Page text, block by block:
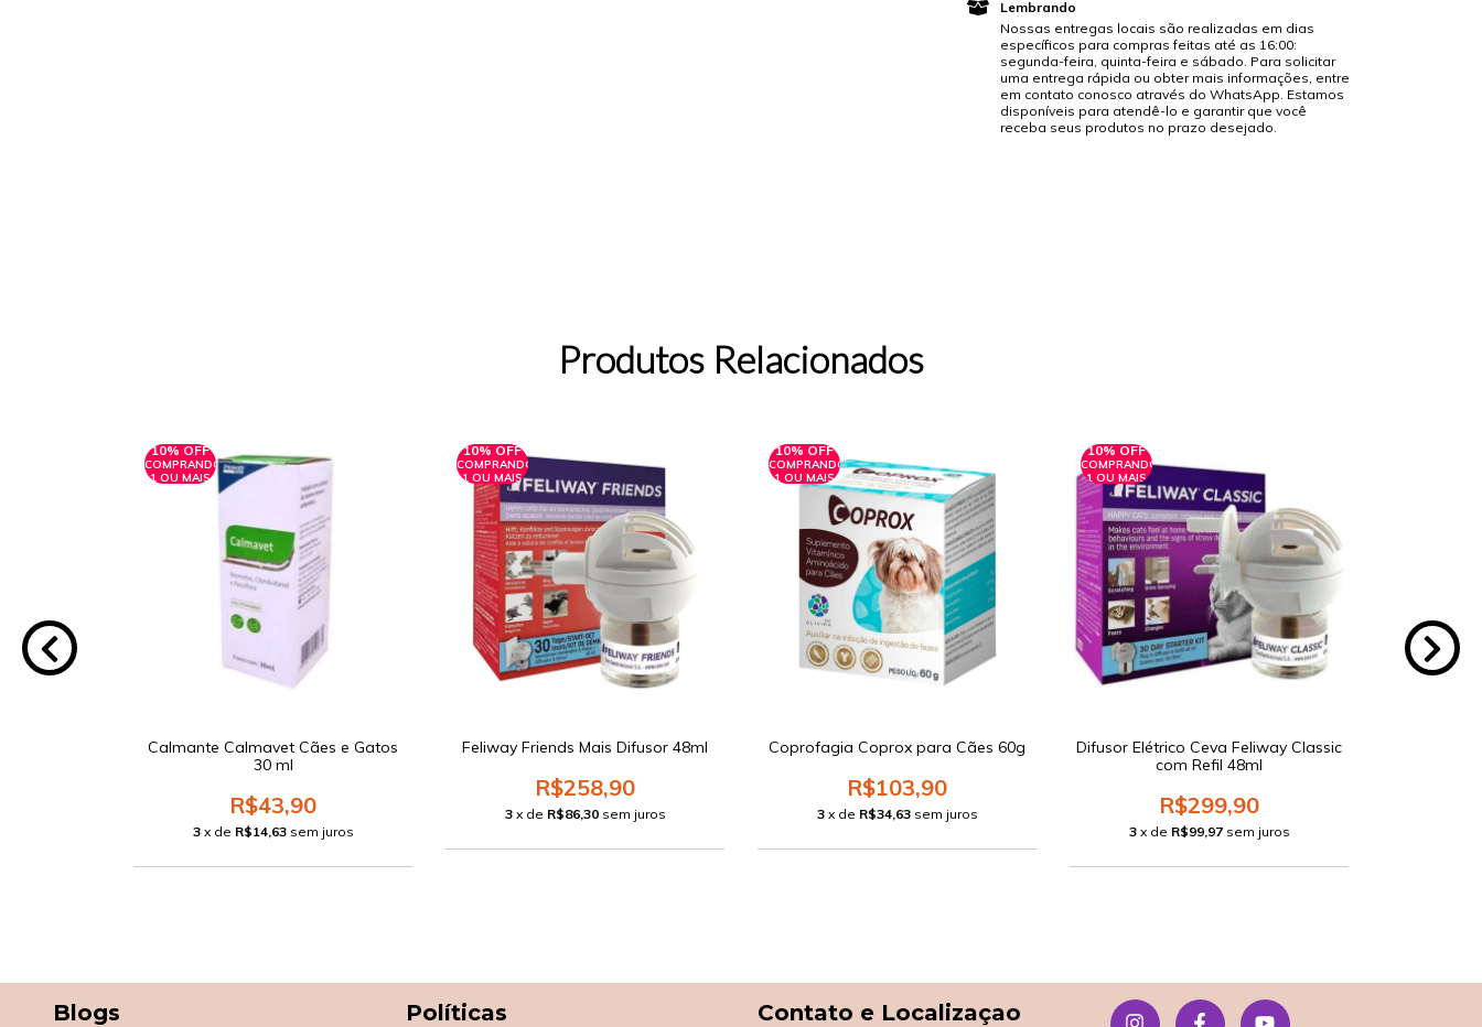
Lembrando
Nossas entregas locais são realizadas em dias
específicos para compras feitas até as 16:00:
segunda-feira, quinta-feira e sábado. Para solicitar
uma entrega rápida ou obter mais informações, entre
em contato conosco através do WhatsApp. Estamos
disponíveis para atendê-lo e garantir que você
receba seus produtos no prazo desejado.
Produtos Relacionados
10% OFF
COMPRANDO
1 OU MAIS
Calmante Calmavet Cães e Gatos
30 ml
R$43,90
3 x de R$14,63 sem juros
10% OFF
COMPRANDO
1 OU MAIS
Feliway Friends Mais Difusor 48ml
R$258,90
3 x de R$86,30 sem juros
10% OFF
COMPRANDO
1 OU MAIS
Coprofagia Coprox para Cães 60g
R$103,90
3 x de R$34,63 sem juros
10% OFF
COMPRANDO
1 OU MAIS
Difusor Elétrico Ceva Feliway Classic
com Refil 48ml
R$299,90
3 x de R$99,97 sem juros
Blogs Políticas Contato e Localizaçao